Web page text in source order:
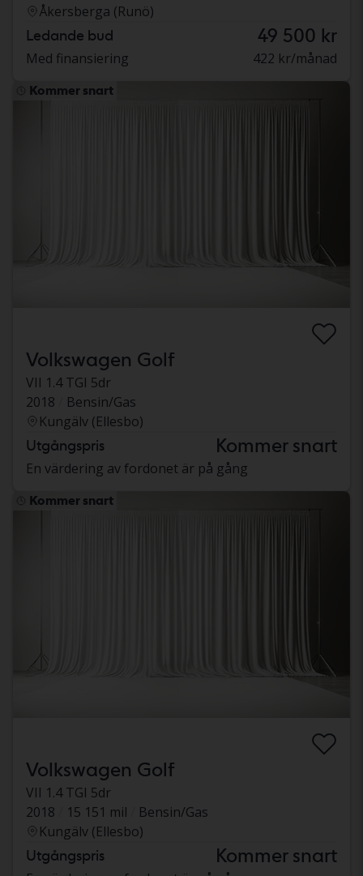
Åkersberga (Runö)
Ledande bud 49 500 kr
Med finansiering 422 kr/månad
Kommer snart
Volkswagen Golf
VII 1.4 TGI 5dr
2018
Bensin/Gas
Kungälv (Ellesbo)
Utgångspris Kommer snart
En värdering av fordonet är på gång
Kommer snart
Volkswagen Golf
VII 1.4 TGI 5dr
2018
15 151 mil
Bensin/Gas
Kungälv (Ellesbo)
Utgångspris Kommer snart